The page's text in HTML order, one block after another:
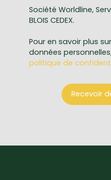
Société Worldline,
BLOIS CEDEX.
Pour en savoir plus
données
politique de
Recevoir